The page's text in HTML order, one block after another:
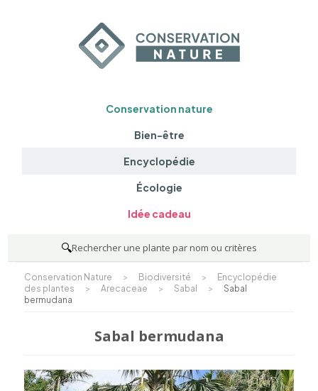
Conservation nature
Bien-être
Encyclopédie
Écologie
Idée cadeau
🔍Rechercher une plante par nom ou critères
Conservation Nature > Biodiversité >
Encyclopédie
des plantes
> Arecaceae > Sabal >
Sabal
bermudana
Sabal bermudana